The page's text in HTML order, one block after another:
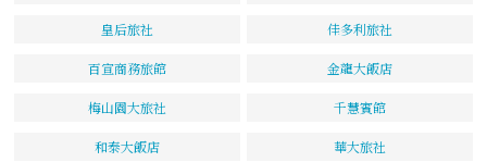
皇后旅社 佳多利旅社
百宣商務旅館 金龍大飯店
梅山園大旅社 千慧賓館
和泰大飯店 華大旅社